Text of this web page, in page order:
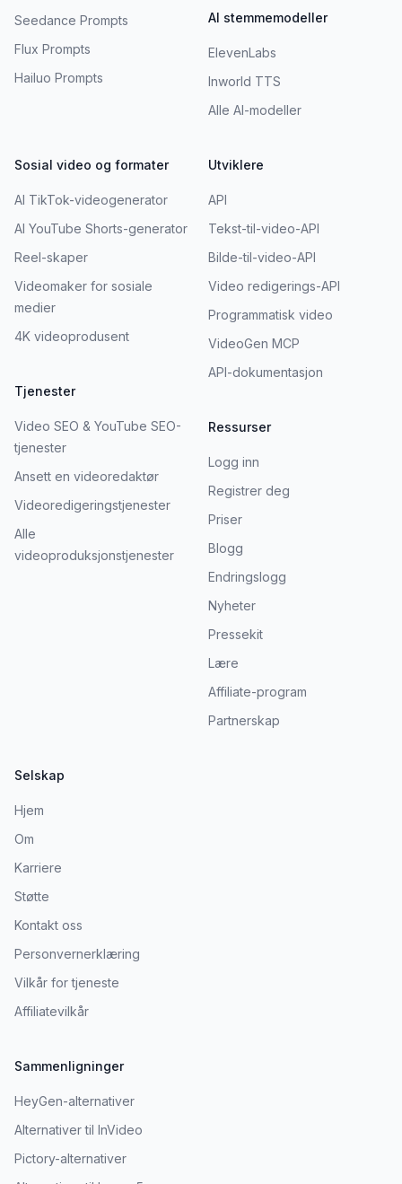
Seedance Prompts
Flux Prompts
Hailuo Prompts
AI stemmemodeller
ElevenLabs
Inworld TTS
Alle AI-modeller
Sosial video og formater
AI TikTok-videogenerator
AI YouTube Shorts-generator
Reel-skaper
Videomaker for sosiale
medier
4K videoprodusent
Tjenester
Video SEO & YouTube SEO-
tjenester
Ansett en videoredaktør
Videoredigeringstjenester
Alle
videoproduksjonstjenester
Utviklere
API
Tekst-til-video-API
Bilde-til-video-API
Video redigerings-API
Programmatisk video
VideoGen MCP
API-dokumentasjon
Ressurser
Logg inn
Registrer deg
Priser
Blogg
Endringslogg
Nyheter
Pressekit
Lære
Affiliate-program
Partnerskap
Selskap
Hjem
Om
Karriere
Støtte
Kontakt oss
Personvernerklæring
Vilkår for tjeneste
Affiliatevilkår
Sammenligninger
HeyGen-alternativer
Alternativer til InVideo
Pictory-alternativer